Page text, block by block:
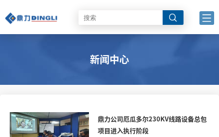
新闻中心
鼎力公司厄瓜多尔230KV线路设备总包
项目进入执行阶段